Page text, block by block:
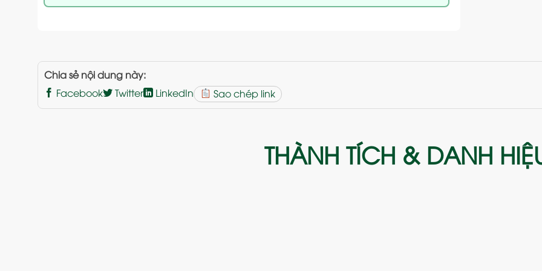
Chia sẻ nội dung này:
Facebook
Twitter LinkedIn Sao chép link
THÀNH TÍCH & DANH